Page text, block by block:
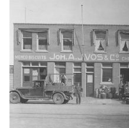
e
s
b
o
e
n